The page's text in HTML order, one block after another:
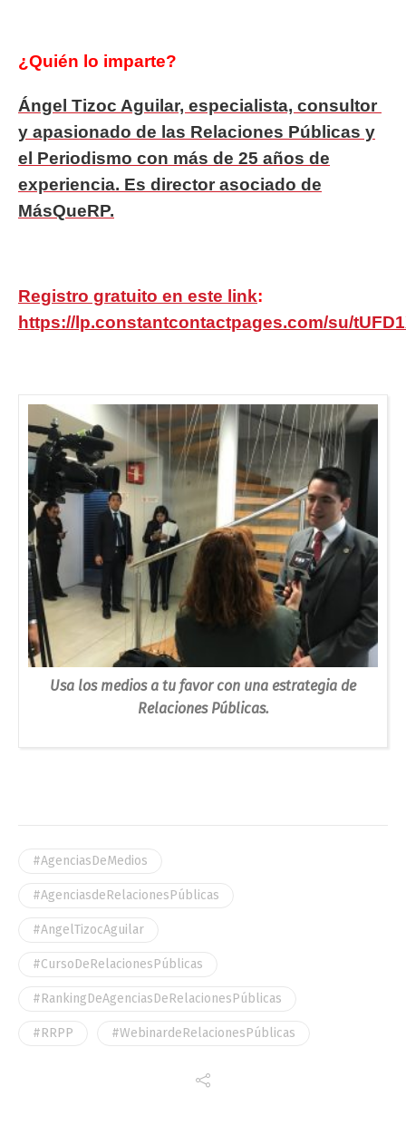
¿Quién lo imparte?
Ángel Tizoc Aguilar, especialista, consultor
y apasionado de las Relaciones Públicas y
el Periodismo con más de 25 años de
experiencia. Es director asociado de
MásQueRP.
Registro gratuito en este link:
https://lp.constantcontactpages.com/su/
Usa los medios a tu favor con una estrategia de
Relaciones Públicas.
#AgenciasDeMedios
#AgenciasdeRelacionesPúblicas
#AngelTizocAguilar
#CursoDeRelacionesPúblicas
#RankingDeAgenciasDeRelacionesPúblicas
#RRPP #WebinardeRelacionesPúblicas